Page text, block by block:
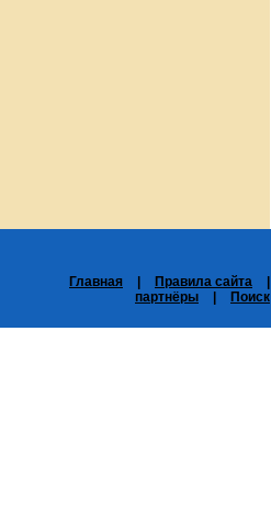
Главная Правила сайта
партнёры
Поиск